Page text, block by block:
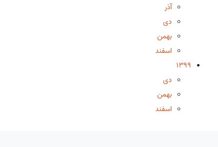
آذر
دی
بهمن
اسفند
1399
دی
بهمن
اسفند